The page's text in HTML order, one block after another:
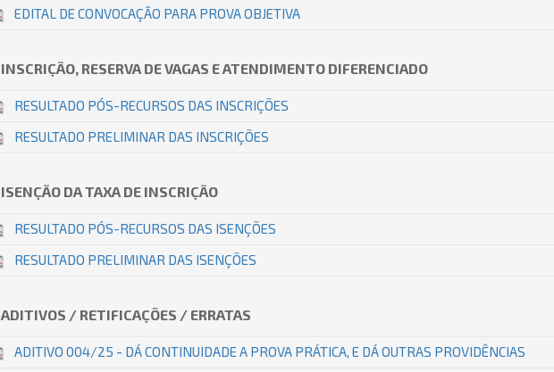
EDITAL DE CONVOCAÇÃO PARA PROVA OBJETIVA
INSCRIÇÃO, RESERVA DE VAGAS E ATENDIMENTO DIFERENCIADO
RESULTADO PÓS-RECURSOS DAS INSCRIÇÕES
RESULTADO PRELIMINAR DAS INSCRIÇÕES
ISENÇÃO DA TAXA DE INSCRIÇÃO
RESULTADO PÓS-RECURSOS DAS ISENÇÕES
RESULTADO PRELIMINAR DAS ISENÇÕES
ADITIVOS / RETIFICAÇÕES / ERRATAS
ADITIVO 004/25 - DÁ CONTINUIDADE A PROVA PRÁTICA, E DÁ OUTRAS PROVIDÊNCIAS